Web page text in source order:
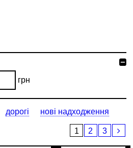
грн
дорогі нові надходження
1 2 3